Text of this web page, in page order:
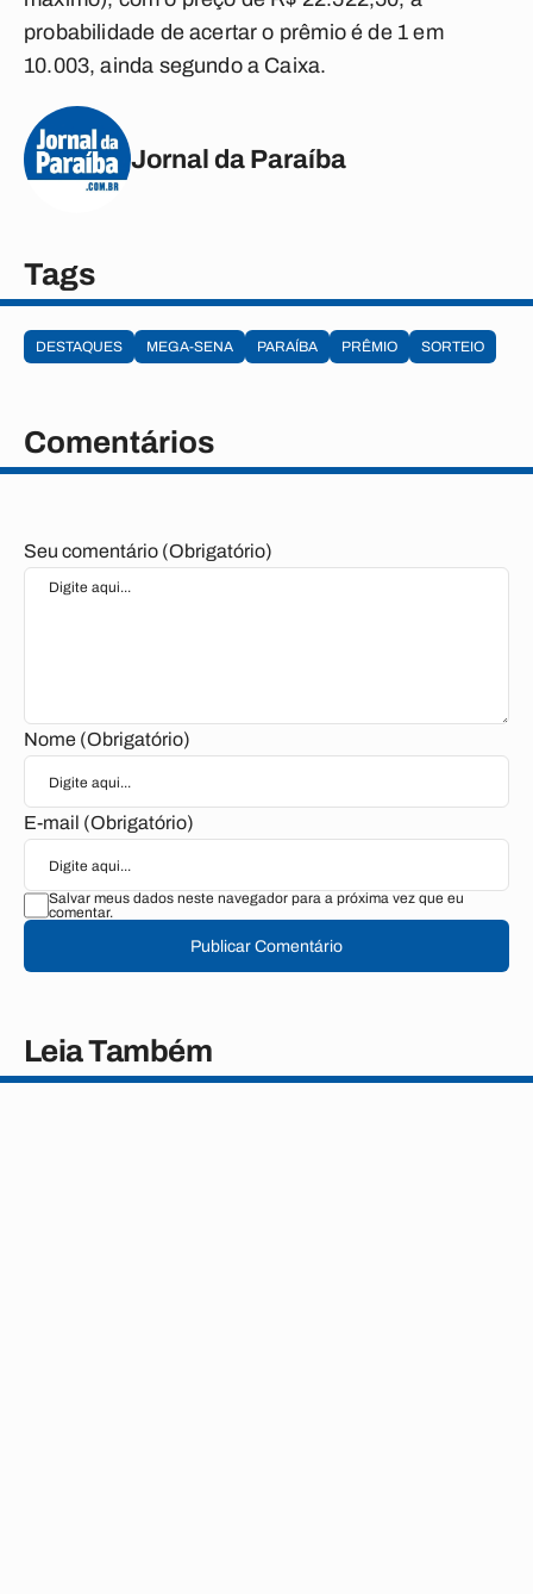
probabilidade de acertar o prêmio é de 1 em
10.003, ainda segundo a Caixa.
Jornal da Paraíba
Tags
DESTAQUES MEGA-SENA PARAÍBA PRÊMIO SORTEIO
Comentários
Seu comentário (Obrigatório)
Nome (Obrigatório)
E-mail (Obrigatório)
Salvar meus dados neste navegador para a próxima vez que eu
comentar.
Publicar Comentário
Leia Também